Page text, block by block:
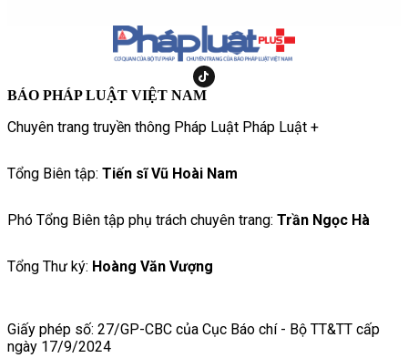
BÁO PHÁP LUẬT VIỆT NAM
Chuyên trang truyền thông Pháp Luật Pháp Luật +
Tổng Biên tập: Tiến sĩ Vũ Hoài Nam
Phó Tổng Biên tập phụ trách chuyên trang: Trần Ngọc Hà
Tổng Thư ký: Hoàng Văn Vượng
Giấy phép số: 27/GP-CBC của Cục Báo chí - Bộ TT&TT cấp
ngày 17/9/2024